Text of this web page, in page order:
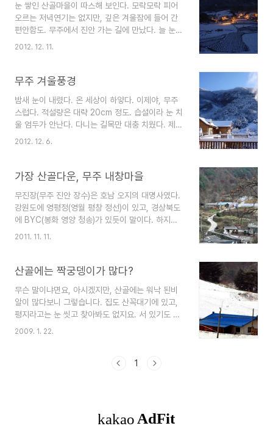
각은 다르다. 변했다는 표현이 맞겠다. 사람 사는
곳, 사람이 살았던 곳, 옹기종기 모여 있어도 상관없
으니 사람 냄새 나는 곳이 더 좋더라는 얘기다. 길도
사람의 발자국을 먹고 산다. 산과 들, 계곡에도 오랜
눈 쌓인 산골마을이 따스해 보인다. 모락모락 피어
오르는 저녁연기는 없지만, 깊은 겨울잠에 들어 간
편안함도. 무주에서 진안 가는 길에 만났다. 늘 눈
내린 밤풍경은 어떨까 궁금했는데, 작은 카메라로
2012. 12. 11.
무주 겨울풍경
밤새 눈이 내렸다. 온 세상이 하얗다. 이제야, 무주
스럽다. 적설량은 대략 20cm 정도. 습설이라 눈 치
울 엄두가 안난다. 다니는 길목만 대충 치웠다. 제설
은 하늘이 한다.
2012. 12. 6.
가장 산골다운, 무주 내창마을
무진장(무주 진안 장수)은 호남 오지의 대명사였다.
강원도에 영평정(영월 평창 정선)이 있고, 경상북도
에 BYC(봉화 영양 청송)가 있듯이 말이다. 하지만
이제 무진장은 없다. 고속도로가 사통팔달로 뚫리
분위기 가득한 마을을 찾기란 쉽지가 않다. 적상산
움'이 가장 많이 남아 있는 마을이라 할 수 있다. 적
상산 머루와인동굴 바로 아랫마을이다. 가을이면 단
풍객들로 교통체증이 일어나 정도지만, 이 마을을
찾는 이들은 없다. 산비탈에 계단식으로 다닥다닥
2011. 11. 11.
산골에는 짝궁뎅이가 많다?
무슨 말이냐면요, 아시겠지만, 산골에는 워낙 된비
알이 많다보니 그렇습니다. 집도 산꼭대기에 있고,
평지라고는 눈 씻고 찾아봐도 없지요. 서 있기도 힘
들 만큼 경사가 심한 비탈밭에 쪼그리고 앉아 일을
기나 트렉터가 들어갈 수 없는 경사지고 돌이 많은
은 확인해보지는 않았지만요.^^ 웃자고 하는 얘깁니
다. 설마 그러겠습니까. 집 뒤로 보이는 것은 눈썰매
2009. 1. 22.
1